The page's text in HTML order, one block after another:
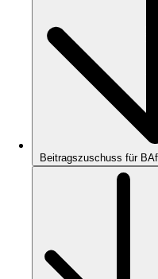
Beitragszuschuss für